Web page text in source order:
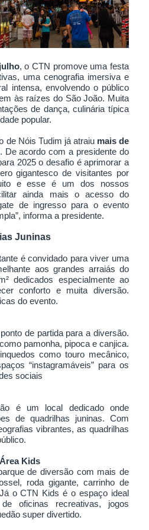
, o CTN promove uma festa
uma cenografia imersiva e
intensa, envolvendo o público
às raízes do São João. Muita
de dança, culinária típica
popular.
de Nóis Tudim já atraiu mais de
. De acordo com a presidente do
2025 o desafio é aprimorar a
gigantesco de visitantes por
e esse é um dos nossos
ainda mais o acesso do
de ingresso para o evento
informa a presidente.
Juninas
é convidado para viver uma
aos grandes arraiás do
dedicados especialmente ao
conforto e muita diversão.
do evento.
de partida para a diversão.
pamonha, pipoca e canjica.
como touro mecânico,
“instagramáveis” para os
sociais
é um local dedicado onde
de quadrilhas juninas. Com
vibrantes, as quadrilhas
Kids
de diversão com mais de
roda gigante, carrinho de
o CTN Kids é o espaço ideal
oficinas recreativas, jogos
super divertido.